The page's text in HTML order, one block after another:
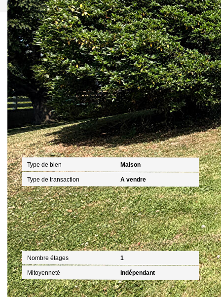
Ce bien est soumis à un diagnostic ERP (État
des Risques et Pollutions). Pour en savoir plus,
rendez-vous surhttps://www.georisques.gouv.fr/
Caractéristiques détaillées
Général
Type de bien Maison
Type de transaction A vendre
Localisation
Nombre étages 1
Mitoyenneté Indépendant